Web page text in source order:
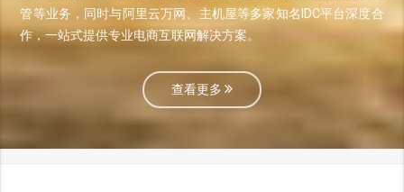
管等业务，同时与阿里云万网、主机屋等多家知名IDC平台深度合
作，一站式提供专业电商互联网解决方案。
查看更多